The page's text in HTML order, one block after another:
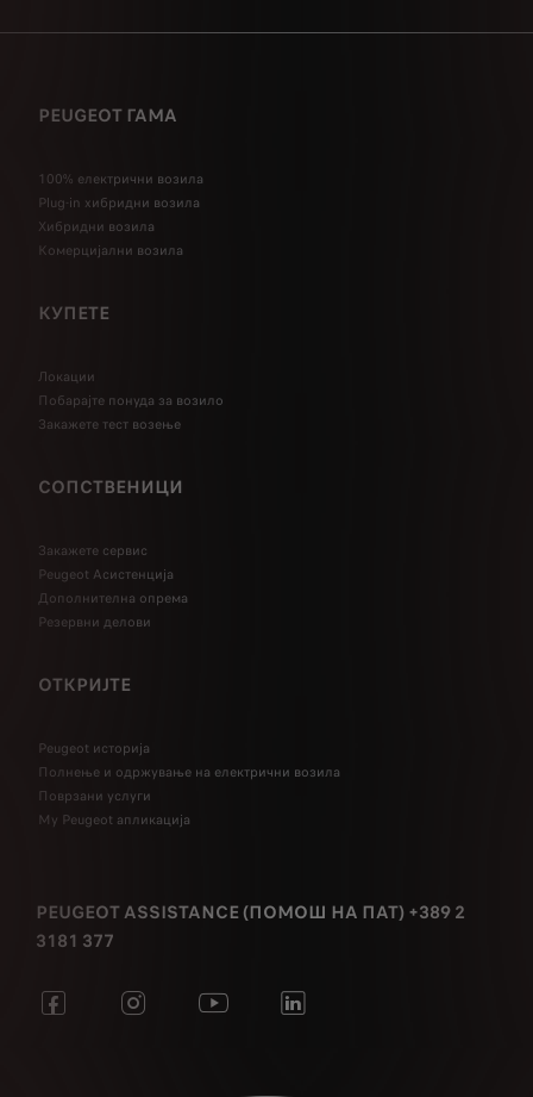
PEUGEOT ГАМА
100% електрични возила
Plug-in хибридни возила
Хибридни возила
Комерцијални возила
КУПЕТЕ
Локации
Побарајте понуда за возило
Закажете тест возење
СОПСТВЕНИЦИ
Закажете сервис
Peugeot Асистенција
Дополнителна опрема
Резервни делови
ОТКРИЈТЕ
Peugeot историја
Полнење и одржување на електрични возила
Поврзани услуги
My Peugeot апликација
PEUGEOT ASSISTANCE (ПОМОШ НА ПАТ) +389 2
3181 377